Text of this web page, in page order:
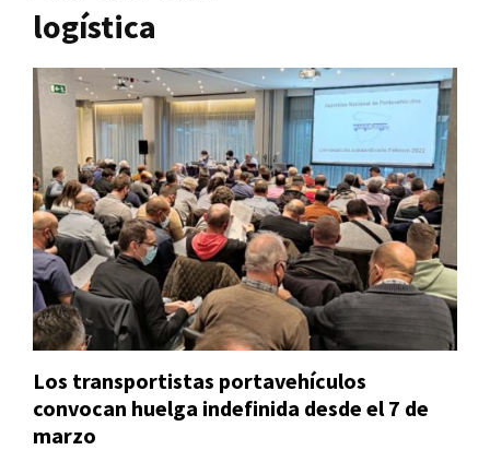
logística
Los transportistas portavehículos
convocan huelga indefinida desde el 7 de
marzo